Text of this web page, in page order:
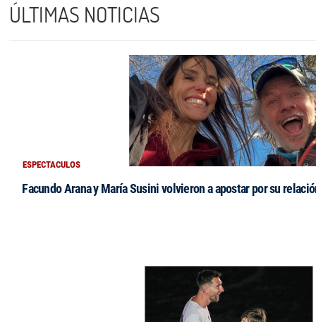
ÚLTIMAS NOTICIAS
ESPECTACULOS
Facundo Arana y María Susini volvieron a apostar por su